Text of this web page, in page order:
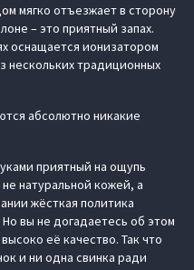
мягко отъезжает в сторону
– это приятный запах.
оснащается ионизатором
традиционных
абсолютно никакие
приятный на ощупь
натуральной кожей, а
жёсткая политика
вы не догадаетесь об этом
её качество. Так что
и ни одна свинка ради